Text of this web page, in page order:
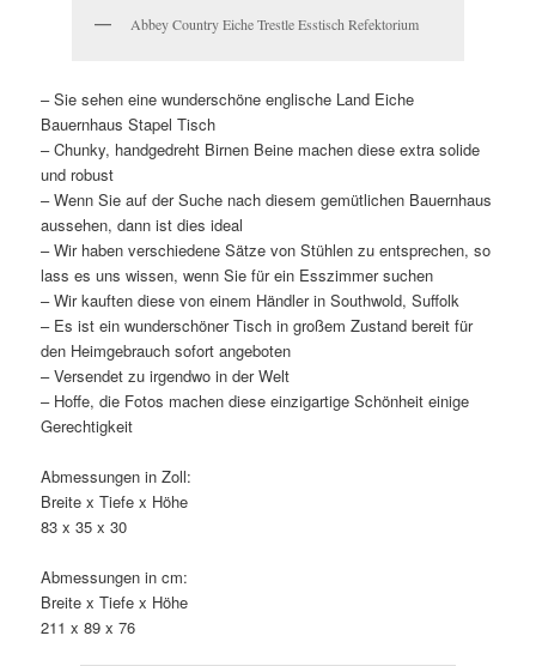
Abbey Country Eiche Trestle Esstisch Refektorium
– Sie sehen eine wunderschöne englische Land Eiche
Bauernhaus Stapel Tisch
– Chunky, handgedreht Birnen Beine machen diese extra solide
und robust
– Wenn Sie auf der Suche nach diesem gemütlichen Bauernhaus
aussehen, dann ist dies ideal
– Wir haben verschiedene Sätze von Stühlen zu entsprechen, so
lass es uns wissen, wenn Sie für ein Esszimmer suchen
– Wir kauften diese von einem Händler in Southwold, Suffolk
– Es ist ein wunderschöner Tisch in großem Zustand bereit für
den Heimgebrauch sofort angeboten
– Versendet zu irgendwo in der Welt
– Hoffe, die Fotos machen diese einzigartige Schönheit einige
Gerechtigkeit
Abmessungen in Zoll:
Breite x Tiefe x Höhe
83 x 35 x 30
Abmessungen in cm:
Breite x Tiefe x Höhe
211 x 89 x 76